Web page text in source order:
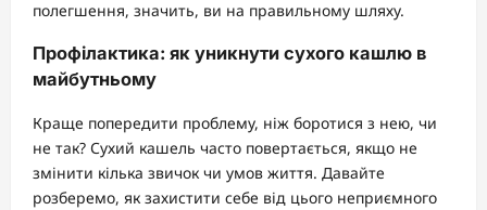
полегшення, значить, ви на правильному шляху.
Профілактика: як уникнути сухого кашлю в
майбутньому
Краще попередити проблему, ніж боротися з нею, чи
не так? Сухий кашель часто повертається, якщо не
змінити кілька звичок чи умов життя. Давайте
розберемо, як захистити себе від цього неприємного